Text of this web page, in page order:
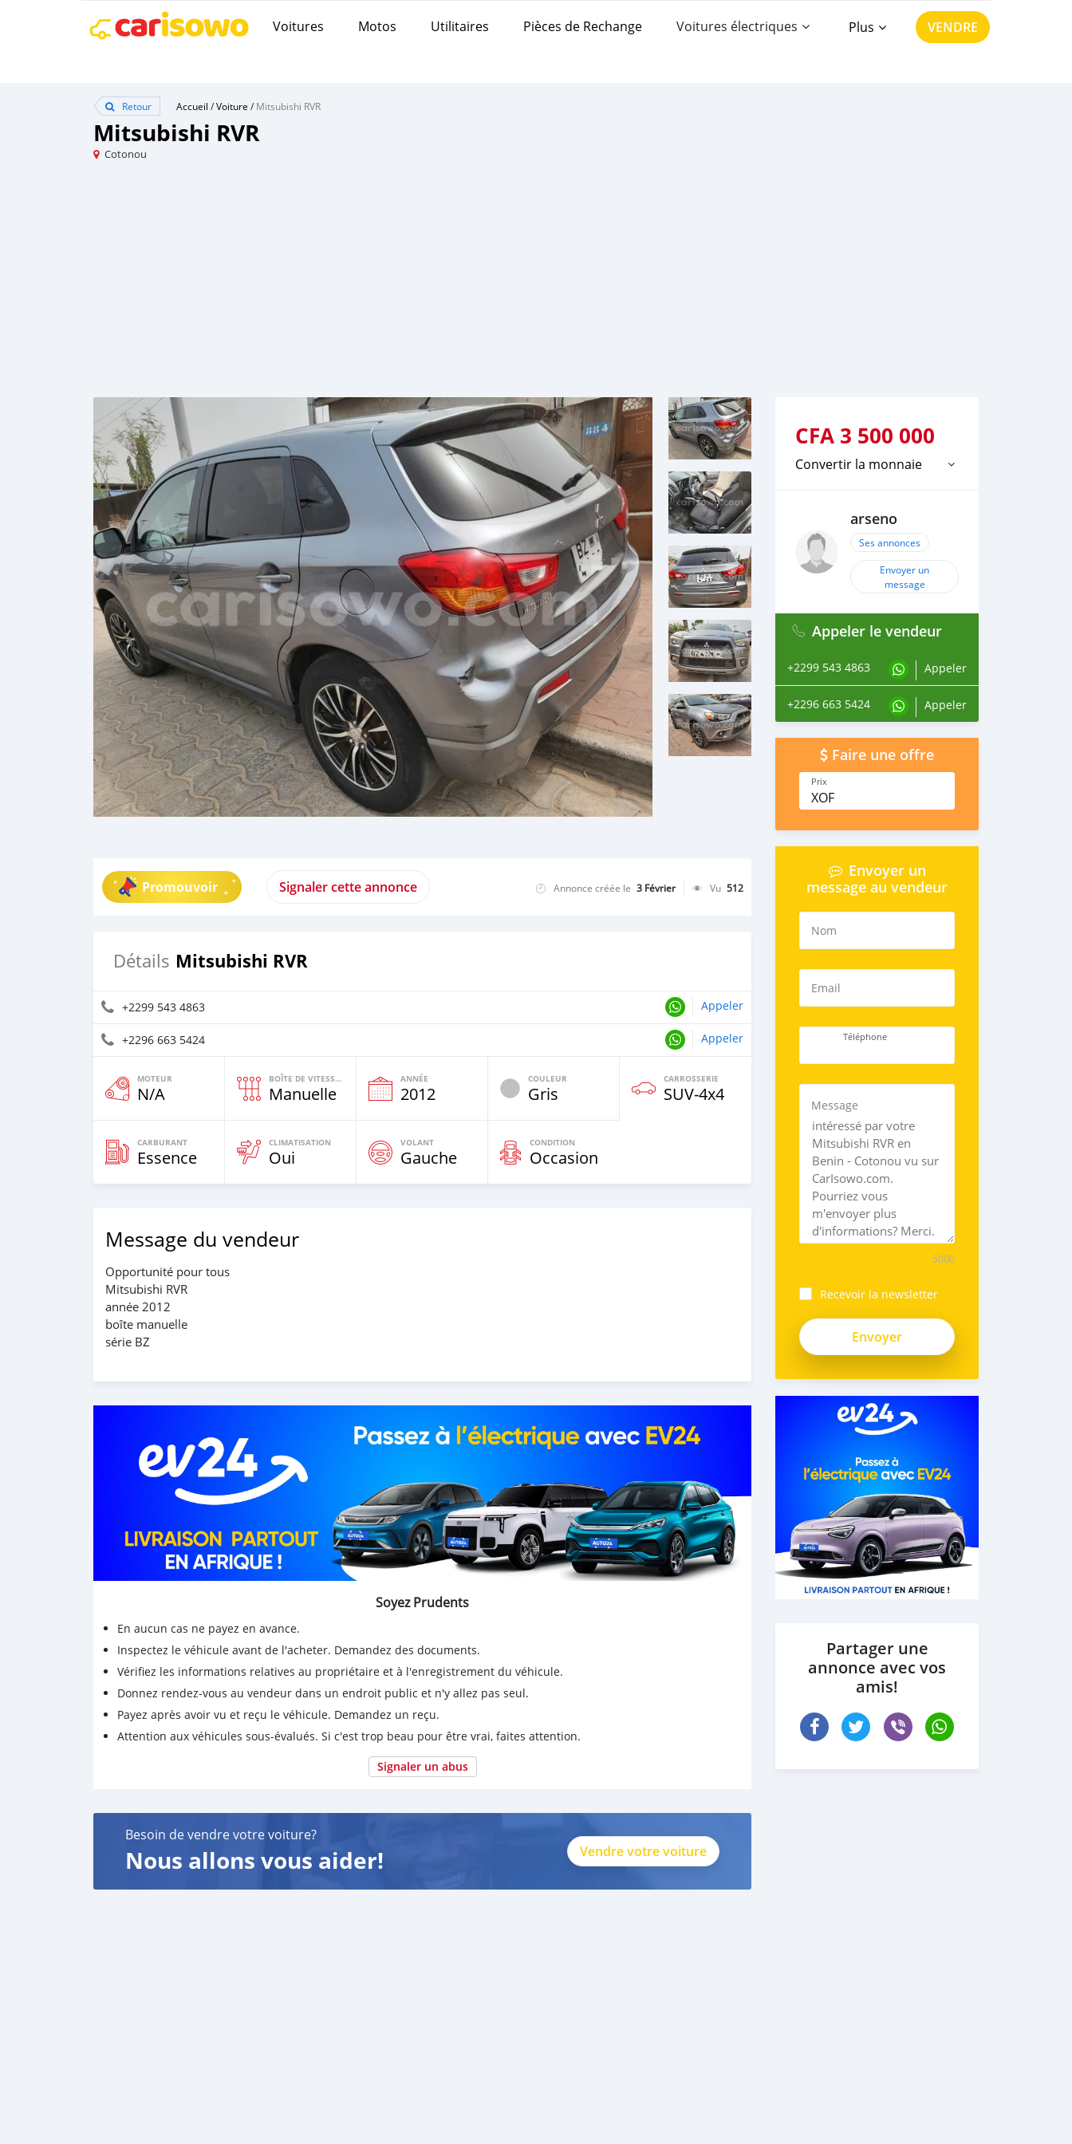
Voitures Motos Utilitaires Pièces de Rechange Voitures électriques Plus VENDRE
Retour Accueil /Voiture /Mitsubishi RVR
Mitsubishi RVR
Cotonou
Promouvoir Signaler cette annonce Annonce créée le 3 Février Vu 512
Détails Mitsubishi RVR
+2299 543 4863 Appeler
+2296 663 5424 Appeler
MOTEUR
N/A
BOÎTE DE VITESSES
Manuelle
ANNÉE
2012
COULEUR
Gris
CARROSSERIE
SUV‒4x4
CARBURANT
Essence
CLIMATISATION
Oui
VOLANT
Gauche
CONDITION
Occasion
Message du vendeur
Opportunité pour tous
Mitsubishi RVR
année 2012
boîte manuelle
série BZ
Soyez Prudents
En aucun cas ne payez en avance.
Inspectez le véhicule avant de l'acheter. Demandez des documents.
Vérifiez les informations relatives au propriétaire et à l'enregistrement du véhicule.
Donnez rendez-vous au vendeur dans un endroit public et n'y allez pas seul.
Payez après avoir vu et reçu le véhicule. Demandez un reçu.
Attention aux véhicules sous-évalués. Si c'est trop beau pour être vrai, faites attention.
Signaler un abus
Besoin de vendre votre voiture?
Nous allons vous aider! Vendre votre voiture
CFA 3 500 000
Convertir la monnaie
arseno
Ses annonces
Envoyer un
message
Appeler le vendeur
+2299 543 4863 Appeler
+2296 663 5424 Appeler
Faire une offre
Prix
XOF
Envoyer un
message au vendeur
Nom
Email
Téléphone
Message
5000
Recevoir la newsletter
oyxEh-
A3h4pBzoyD2zvQ
Partager une
annonce avec vos
amis!